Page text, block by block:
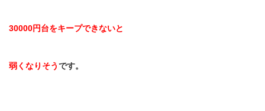
30000円台をキープできないと
弱くなりそうです。